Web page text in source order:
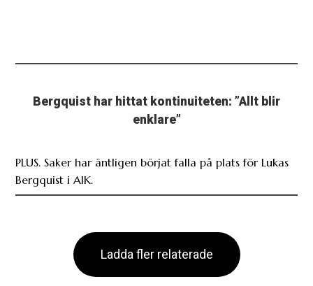
Bergquist har hittat kontinuiteten: ”Allt blir
enklare”
PLUS. Saker har äntligen börjat falla på plats för Lukas
Bergquist i AIK.
Ladda fler relaterade